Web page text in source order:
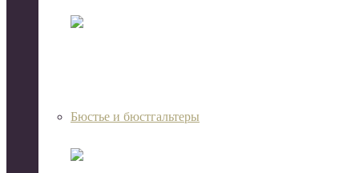
Бюстье и бюстгальтеры